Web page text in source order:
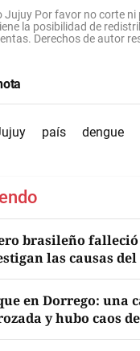
Por favor no corte ni
la posibilidad de
Derechos de autor
país dengue
brasileño falleció
las causas del
en Dorrego: una
y hubo caos